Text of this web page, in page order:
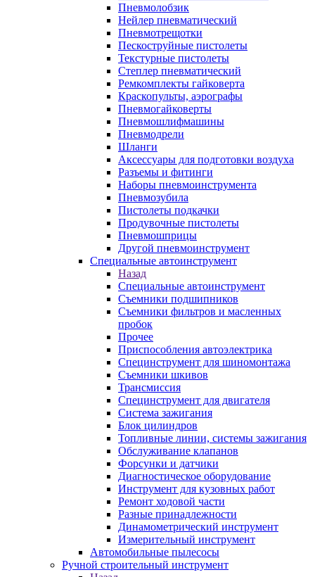
Пневмолобзик
Нейлер пневматический
Пневмотрещотки
Пескоструйные пистолеты
Текстурные пистолеты
Степлер пневматический
Ремкомплекты гайковерта
Краскопульты, аэрографы
Пневмогайковерты
Пневмошлифмашины
Пневмодрели
Шланги
Аксессуары для подготовки воздуха
Разъемы и фитинги
Наборы пневмоинструмента
Пневмозубила
Пистолеты подкачки
Продувочные пистолеты
Пневмошприцы
Другой пневмоинструмент
Специальные автоинструмент
Назад
Специальные автоинструмент
Съемники подшипников
Съемники фильтров и масленных
пробок
Прочее
Приспособления автоэлектрика
Специнструмент для шиномонтажа
Съемники шкивов
Трансмиссия
Специнструмент для двигателя
Система зажигания
Блок цилиндров
Топливные линии, системы зажигания
Обслуживание клапанов
Форсунки и датчики
Диагностическое оборудование
Инструмент для кузовных работ
Ремонт ходовой части
Разные принадлежности
Динамометрический инструмент
Измерительный инструмент
Автомобильные пылесосы
Ручной строительный инструмент